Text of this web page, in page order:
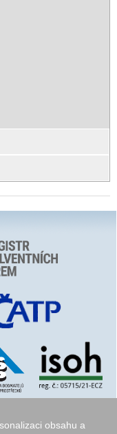
obsahu a